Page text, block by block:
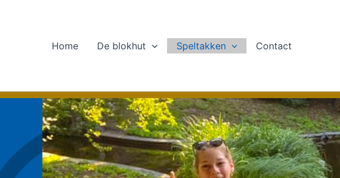
Home De blokhut Speltakken Contact